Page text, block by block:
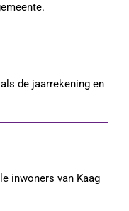
de jaarrekening en
inwoners van Kaag